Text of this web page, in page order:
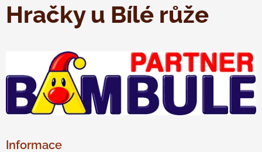
Hračky u Bílé růže
Informace